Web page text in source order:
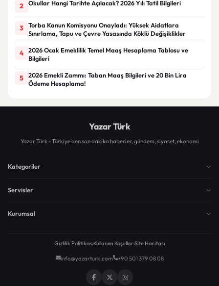
2 Okullar Hangi Tarihte Açılacak? 2026 Yılı Tatil Bilgileri
3
Torba Kanun Komisyonu Onayladı: Yüksek Aidatlara
Sınırlama, Tapu ve Çevre Yasasında Köklü Değişiklikler
4
2026 Ocak Emeklilik Temel Maaş Hesaplama Tablosu ve
Bilgileri
5
2026 Emekli Zammı: Taban Maaş Bilgileri ve 20 Bin Lira
Ödeme Hesaplama!
Yazar Türk
Yazar Türk - Türkiye'den son dakika haberler, gündem, siyaset, ekonomi
Kategoriler
Servisler
Kurumsal
Gizlilik PolitikasıKullanım KoşullarıSite Haritası
info@yazarturk.com +90 501 379 08 08